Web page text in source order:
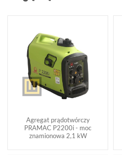
Agregat prądotwórczy
PRAMAC P2200i - moc
znamionowa 2,1 kW